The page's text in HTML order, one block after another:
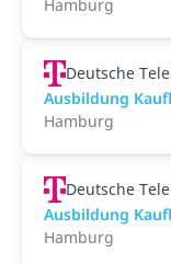
Hamburg
Deutsche
Ausbildung
Hamburg
Deutsche
Ausbildung
Hamburg